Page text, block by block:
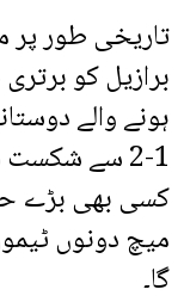
تاریخی طور
ہونے والے
1-2 سے
کسی بھی بڑے
میچ دونوں
گا۔